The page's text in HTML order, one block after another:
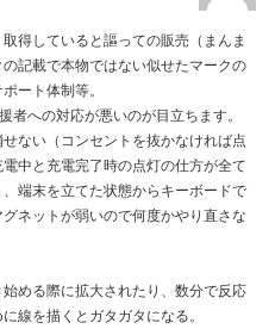
得していると謳っての販売（まんま
記載で本物ではない似せたマークの
ート体制等。
者への対応が悪いのが目立ちます。
ない（コンセントを抜かなければ点
中と充電完了時の点灯の仕方が全て
端末を立てた状態からキーボードで
ネットが弱いので何度かやり直さな
める際に拡大されたり、数分で反応
線を描くとガタガタになる。